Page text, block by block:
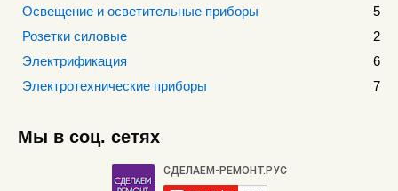
Освещение и осветительные приборы
5
Розетки силовые
2
Электрификация
6
Электротехнические приборы
7
Мы в соц. сетях